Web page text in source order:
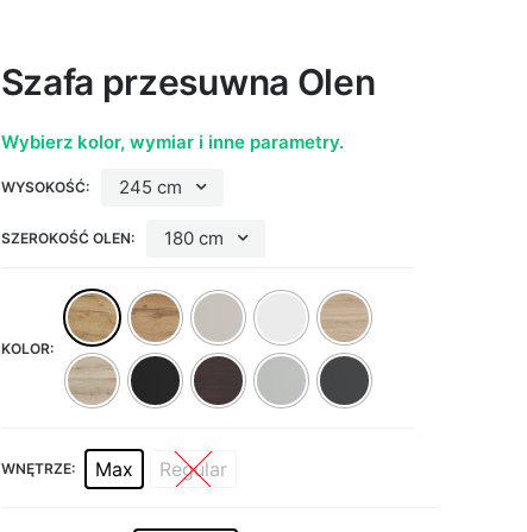
Szafa przesuwna Olen
Wybierz kolor, wymiar i inne parametry.
WYSOKOŚĆ: 245 cm
SZEROKOŚĆ OLEN: 180 cm
KOLOR:
WNĘTRZE: Max Regular